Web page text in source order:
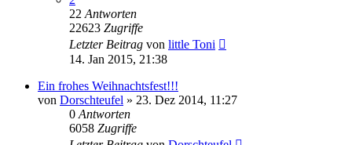
22 Antworten
22623 Zugriffe
Letzter Beitrag von little Toni
14. Jan 2015, 21:38
Ein frohes Weihnachtsfest!!!
von Dorschteufel » 23. Dez 2014, 11:27
0 Antworten
6058 Zugriffe